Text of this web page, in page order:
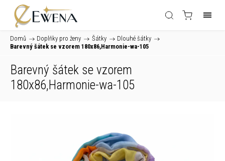
Domů / Doplňky pro ženy / Šátky / Dlouhé šátky /
Barevný šátek se vzorem 180x86,Harmonie-wa-105
Barevný šátek se vzorem
180x86,Harmonie-wa-105